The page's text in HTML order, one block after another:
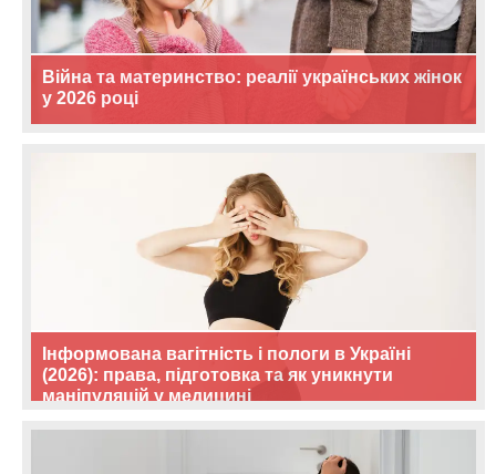
Війна та материнство: реалії українських жінок
у 2026 році
Інформована вагітність і пологи в Україні
(2026): права, підготовка та як уникнути
маніпуляцій у медицині